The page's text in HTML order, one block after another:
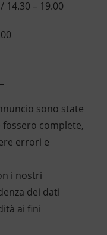
14.30 – 19.00
sono state
complete,
errori e
i nostri
dei dati
ai fini